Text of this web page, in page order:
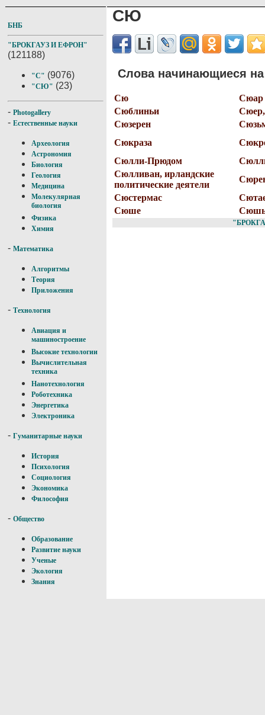
БНБ
"БРОКГАУЗ И ЕФРОН"
(121188)
"С" (9076)
"СЮ" (23)
- Photogallery
- Естественные науки
Археология
Астрономия
Биология
Геология
Медицина
Молекулярная
биология
Физика
Химия
- Математика
Алгоритмы
Теория
Приложения
- Технология
Авиация и
машиностроение
Высокие технологии
Вычислительная
техника
Нанотехнология
Роботехника
Энергетика
Электроника
- Гуманитарные науки
История
Психология
Социология
Экономика
Философия
- Общество
Образование
Развитие науки
Ученые
Экология
Знания
СЮ
Слова начинающиеся
Сю
Сюар
Сюблиньи
Сюзерен
Сюкраза
Сюлли-Прюдом
Сюлливан, ирландские
политические деятели
Сюстермас
Сюше